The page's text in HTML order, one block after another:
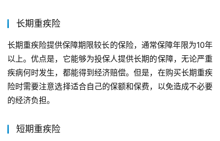
长期重疾险
长期重疾险提供保障期限较长的保险，通常保障年限为10年
以上。优点是，它能够为投保人提供长期的保障，无论严重
疾病何时发生，都能得到经济赔偿。但是，在购买长期重疾
险时需要注意选择适合自己的保额和保费，以免造成不必要
的经济负担。
短期重疾险